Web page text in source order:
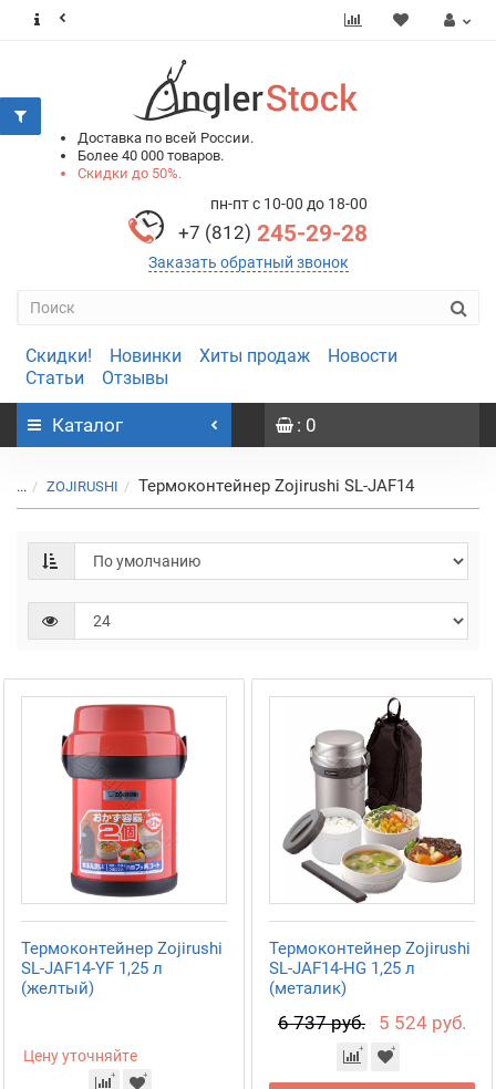
Доставка по всей России.
Более 40 000 товаров.
Скидки до 50%.
пн-пт с 10-00 до 18-00
+7 (812) 245-29-28
Заказать обратный звонок
Скидки! Новинки Хиты продаж
Новости
Статьи
Отзывы
Каталог : 0
... ZOJIRUSHI Термоконтейнер Zojirushi SL-JAF14
Термоконтейнер Zojirushi
SL-JAF14-YF 1,25 л
(желтый)
Цену уточняйте
Термоконтейнер Zojirushi
SL-JAF14-HG 1,25 л
(металик)
6 737 руб. 5 524 руб.